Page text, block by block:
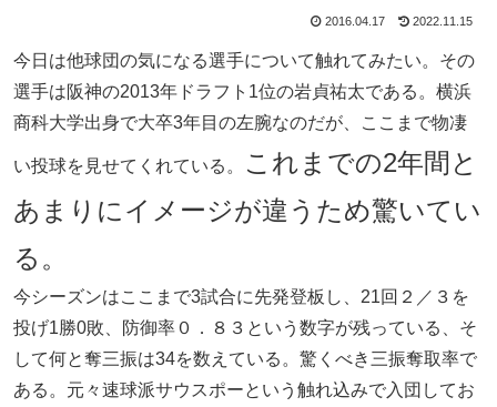
2016.04.17 2022.11.15
今日は他球団の気になる選手について触れてみたい。その
選手は阪神の2013年ドラフト1位の岩貞祐太である。横浜
商科大学出身で大卒3年目の左腕なのだが、ここまで物凄
い投球を見せてくれている。
これまでの2年間と
あまりにイメージが違うため驚いてい
る。
今シーズンはここまで3試合に先発登板し、21回２／３を
投げ1勝0敗、防御率０．８３という数字が残っている、そ
して何と奪三振は34を数えている。驚くべき三振奪取率で
ある。元々速球派サウスポーという触れ込みで入団してお